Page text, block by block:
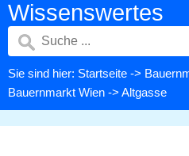
Wissenswertes
Sie sind hier: Startseite ->
Bauernmarkt Wien -> Altgasse